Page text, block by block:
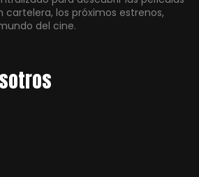
los próximos estrenos,
del cine.